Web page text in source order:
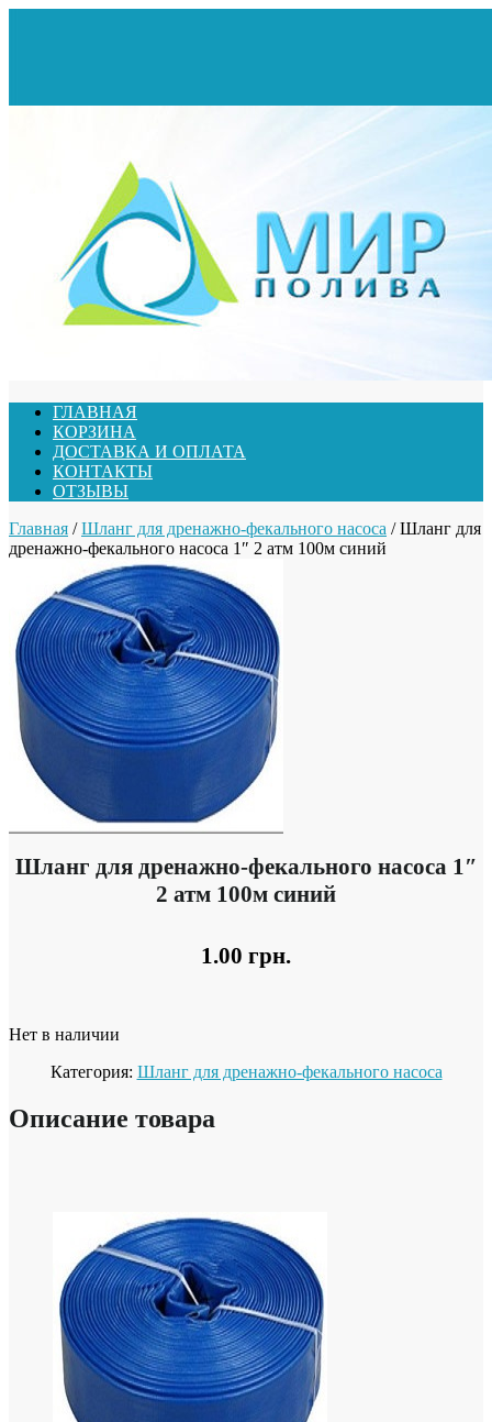
ГЛАВНАЯ
КОРЗИНА
ДОСТАВКА И ОПЛАТА
КОНТАКТЫ
ОТЗЫВЫ
Главная /Шланг для дренажно-фекального насоса / Шланг для
дренажно-фекального насоса 1″ 2 атм 100м синий
Шланг для дренажно-фекального насоса 1″
2 атм 100м синий
1.00 грн.
Нет в наличии
Категория: Шланг для дренажно-фекального насоса
Описание товара